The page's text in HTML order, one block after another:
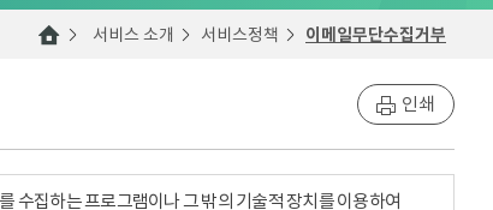
서비스 소개 서비스정책 이메일무단수집거부
인쇄
수집하는 프로그램이나 그 밖의 기술적 장치를 이용하여